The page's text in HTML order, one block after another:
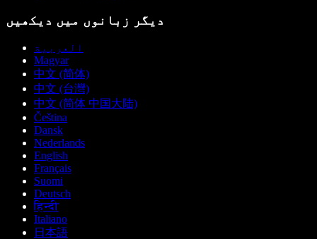
دیگر زبانوں میں دیکھیں
العربية
Magyar
中文 (简体)
中文 (台灣)
中文 (简体 中国大陆)
Čeština
Dansk
Nederlands
English
Français
Suomi
Deutsch
हिन्दी
Italiano
日本語